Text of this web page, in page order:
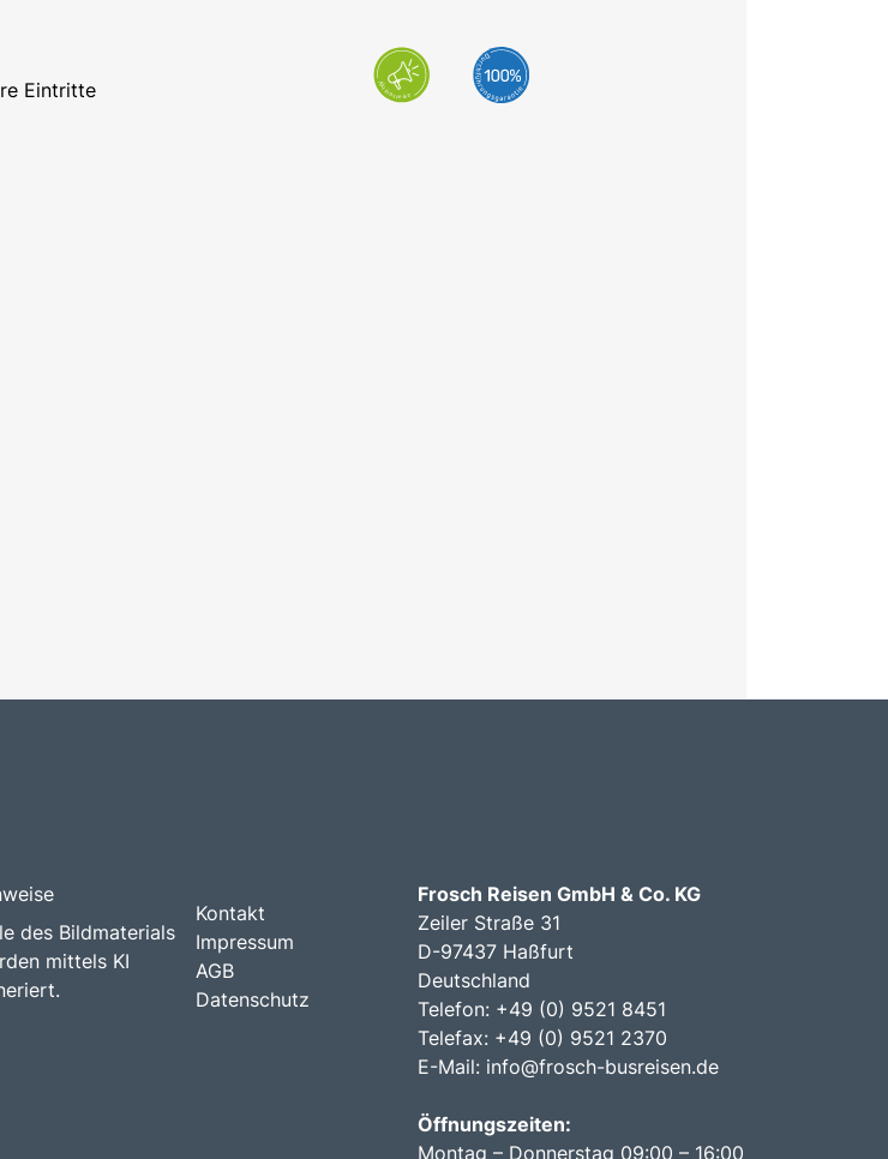
Eintritte
des Bildmaterials
mittels KI
Kontakt
Impressum
AGB
Datenschutz
Frosch Reisen GmbH & Co. KG
Zeiler Straße 31
D-97437 Haßfurt
Deutschland
Telefon: +49 (0) 9521 8451
Telefax: +49 (0) 9521 2370
E-Mail: info@frosch-busreisen.de
Öffnungszeiten:
Montag – Donnerstag 09:00 – 16:00